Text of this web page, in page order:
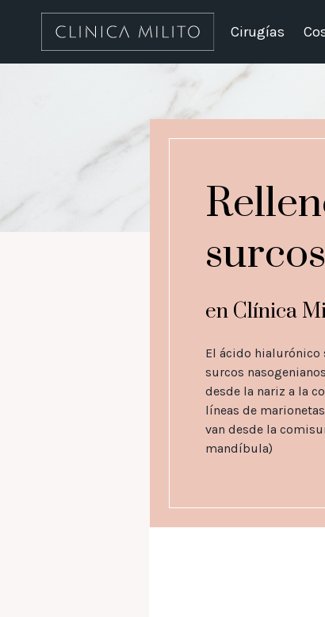
Cirugías
en Clínica
El ácido hialurónico
surcos
desde la nariz a la
líneas de
van desde la
mandíbula)